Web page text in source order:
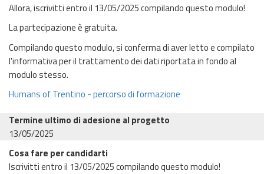
Allora, iscrivitti entro il 13/05/2025 compilando questo modulo!
La partecipazione è gratuita.
Compilando questo modulo, si conferma di aver letto e compilato
l'informativa per il trattamento dei dati riportata in fondo al
modulo stesso.
Humans of Trentino - percorso di formazione
Termine ultimo di adesione al progetto
13/05/2025
Cosa fare per candidarti
Iscrivitti entro il 13/05/2025 compilando questo modulo!